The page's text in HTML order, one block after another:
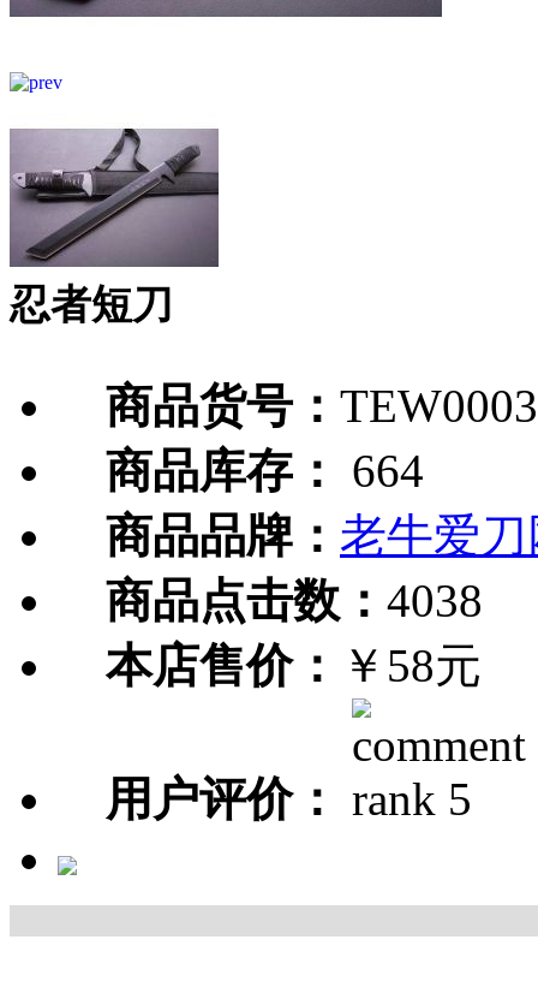
忍者短刀
商品货号：
商品库存：
664
商品品牌： 老牛爱刀
商品点击数： 4038
本店售价： ￥58元
用户评价：